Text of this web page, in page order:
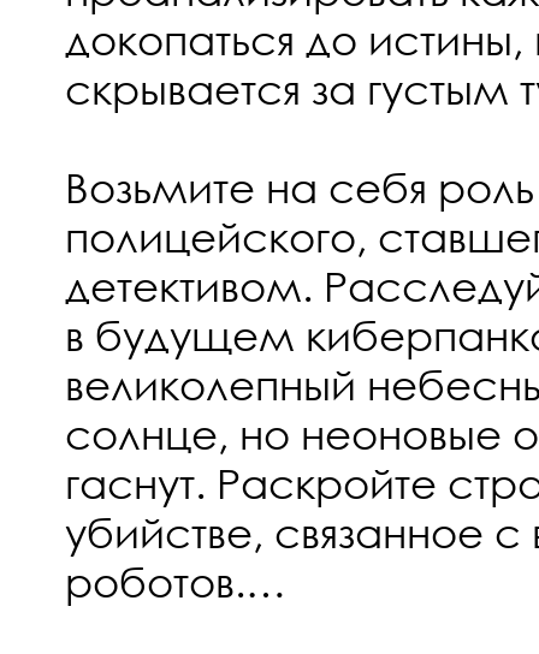
докопаться до истины,
скрывается за
Возьмите на себя
полицейского,
детективом.
в будущем
великолепный
солнце, но неоновые
гаснут. Раскройте
убийстве, связанное
роботов.…